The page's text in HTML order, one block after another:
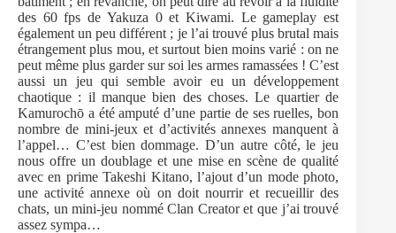
des 60 fps de Yakuza 0 et Kiwami. Le gameplay est
également un peu différent ; je l’ai trouvé plus brutal mais
étrangement plus mou, et surtout bien moins varié : on ne
peut même plus garder sur soi les armes ramassées ! C’est
aussi un jeu qui semble avoir eu un développement
chaotique : il manque bien des choses. Le quartier de
Kamurochō a été amputé d’une partie de ses ruelles, bon
nombre de mini-jeux et d’activités annexes manquent à
l’appel… C’est bien dommage. D’un autre côté, le jeu
nous offre un doublage et une mise en scène de qualité
avec en prime Takeshi Kitano, l’ajout d’un mode photo,
une activité annexe où on doit nourrir et recueillir des
chats, un mini-jeu nommé Clan Creator et que j’ai trouvé
assez sympa…